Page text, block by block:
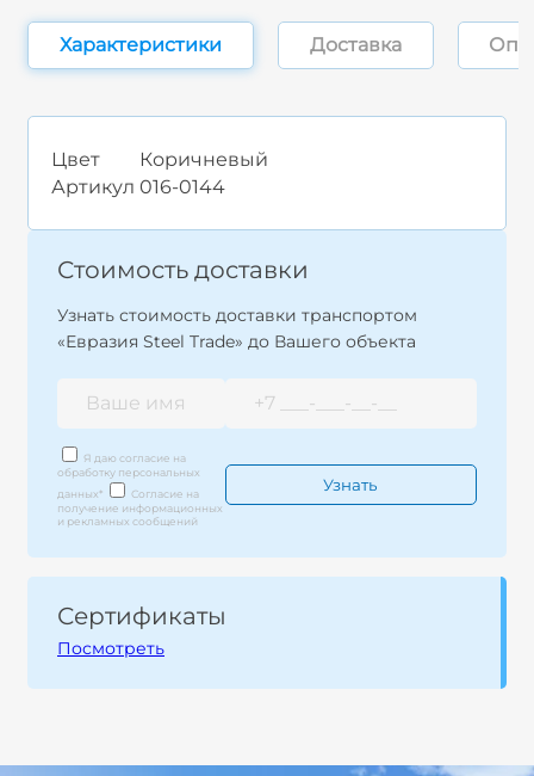
Характеристики Доставка
Цвет
Коричневый
Артикул 016-0144
Стоимость доставки
Узнать стоимость доставки транспортом
«Евразия Steel Trade» до Вашего объекта
Я даю согласие на
обработку персональных
данных*
Согласие на
получение информационных
и рекламных сообщений
Сертификаты
Посмотреть